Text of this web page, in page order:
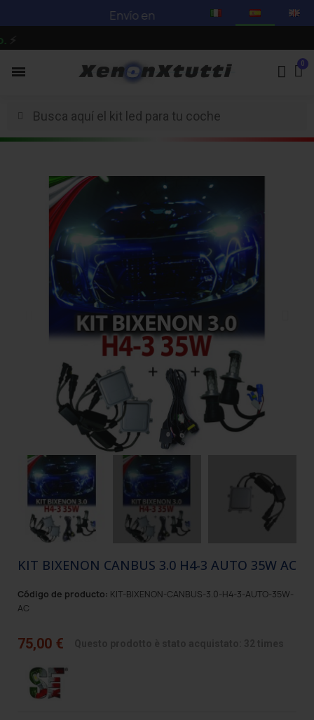
Envío en 3-5 días hábiles -
Mira nuestras
KIT BIXENON CANBUS 3.0 H4-3 AUTO 35W AC
Código de producto: KIT-BIXENON-CANBUS-3.0-H4-3-AUTO-35W-
AC
75,00 €